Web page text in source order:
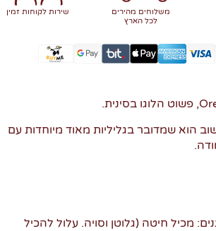
משלוחים מהירים
לכל הארץ
שירות לקוחות זמין
הוא שמדובר בגליליות מאוד מיוחדות עם
מכיל חיטה (גלוטן וסויה. עלול להכיל